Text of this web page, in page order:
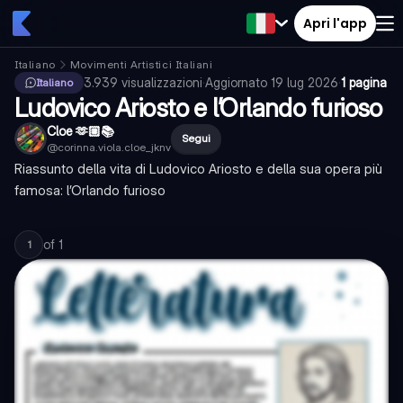
Apri l'app
Italiano
Movimenti Artistici Italiani
Italiano
3.939 visualizzazioni·Aggiornato 19 lug 2026·1 pagina
Ludovico Ariosto e l’Orlando furioso
Cloe 🫶🏼📚
@corinna.viola.cloe_jknv
Segui
Riassunto della vita di Ludovico Ariosto e della sua opera più
famosa: l’Orlando furioso
1 of 1